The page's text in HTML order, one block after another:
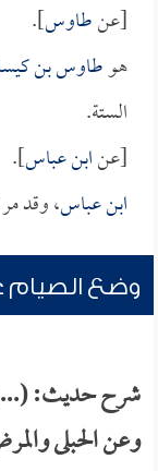
[عنطاوس].
هوطاوس بن
الستة.
[عنابن عباس].
ابن عباس، وقد
وضع الصيام
شرح حديث: (...
وعن الحبلى